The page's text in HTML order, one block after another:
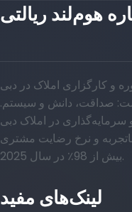
هوم‌لند ریالتی
و کارگزاری املاک در دبی
صداقت، دانش و سیستم.
در املاک دبی
و نرخ رضایت مشتری
بیش از 98٪ در سال 2025.
لینک‌های مفید